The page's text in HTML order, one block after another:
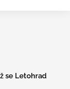
se Letohrad